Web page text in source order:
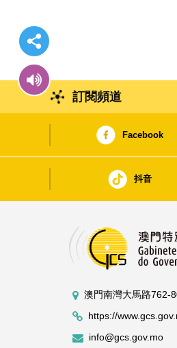
訂閱頻道
Facebook
抖音
澳門南灣大馬路762-
https://
info@gcs.gov.mo